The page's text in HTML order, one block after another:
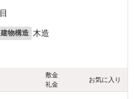
建物構造 木造
敷金
礼金
お気に入り